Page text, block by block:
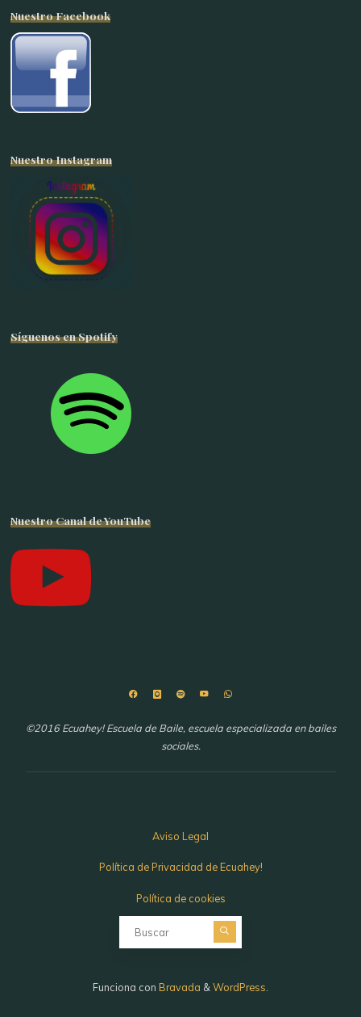
Nuestro Facebook
Nuestro Instagram
Síguenos en Spotify
Nuestro Canal de YouTube
©2016 Ecuahey! Escuela de Baile, escuela especializada en bailes
sociales.
Aviso Legal
Política de Privacidad de Ecuahey!
Política de cookies
Funciona con Bravada & WordPress